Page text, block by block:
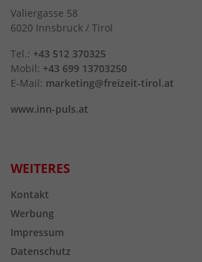
Valiergasse 58
6020 Innsbruck / Tirol
Tel.: +43 512 370325
Mobil: +43 699 13703250
E-Mail: marketing@freizeit-tirol.at
www.inn-puls.at
WEITERES
Kontakt
Werbung
Impressum
Datenschutz